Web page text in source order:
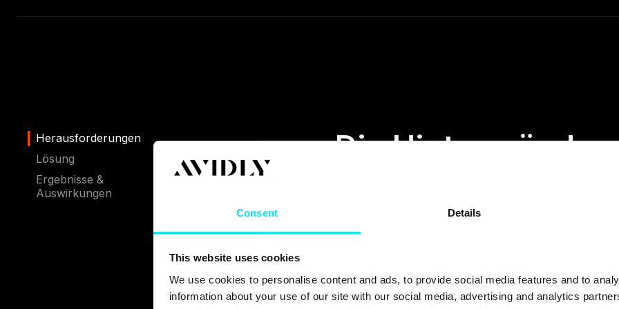
Consent Details
This website uses cookies
We use cookies to personalise content and ads, to provide social media features and to
information about your use of our site with our social media, advertising and analytics
Herausforderungen
Lösung
Ergebnisse &
Auswirkungen
Die Hintergründe
CSIS ist der starke Partner, wenn es um Cybersicherheit
Kopenhagen gegründete Unternehmen mit Büros in
Skanderborg und London beschäftigt mehr als 80